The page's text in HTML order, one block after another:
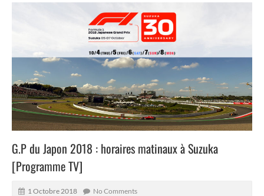
G.P du Japon 2018 : horaires matinaux à Suzuka
[Programme TV]
1 Octobre 2018
No Comments